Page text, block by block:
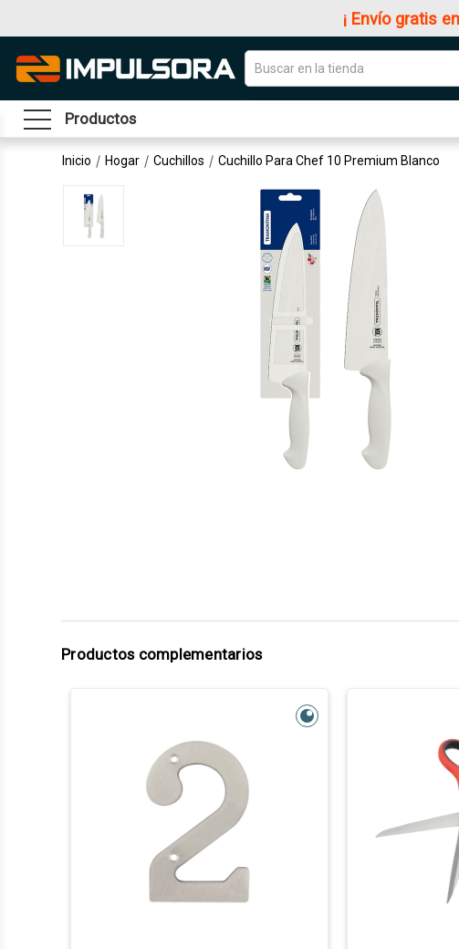
¡ Envío gratis
Productos
Inicio Hogar Cuchillos Cuchillo Para Chef 10 Premium Blanco
Productos complementarios